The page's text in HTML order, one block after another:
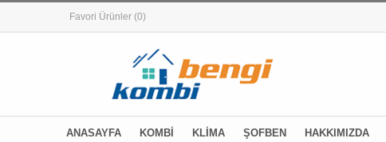
Favori Ürünler (0)
ANASAYFA KOMBİ KLİMA ŞOFBEN HAKKIMIZDA